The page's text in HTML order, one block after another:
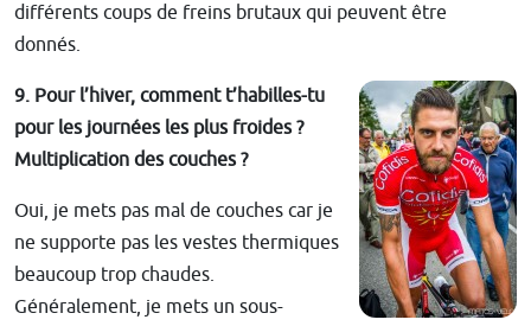
différents coups de freins brutaux qui peuvent être
donnés.
9. Pour l’hiver, comment t’habilles-tu
pour les journées les plus froides ?
Multiplication des couches ?
Oui, je mets pas mal de couches car je
ne supporte pas les vestes thermiques
beaucoup trop chaudes.
Généralement, je mets un sous-